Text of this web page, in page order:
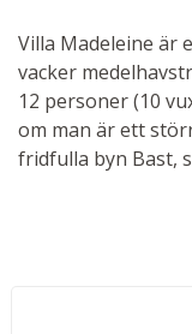
Villa Madeleine är
vacker
12 personer (10
om man är ett
fridfulla byn Bast,
Baška Voda på
Här är det enkelt